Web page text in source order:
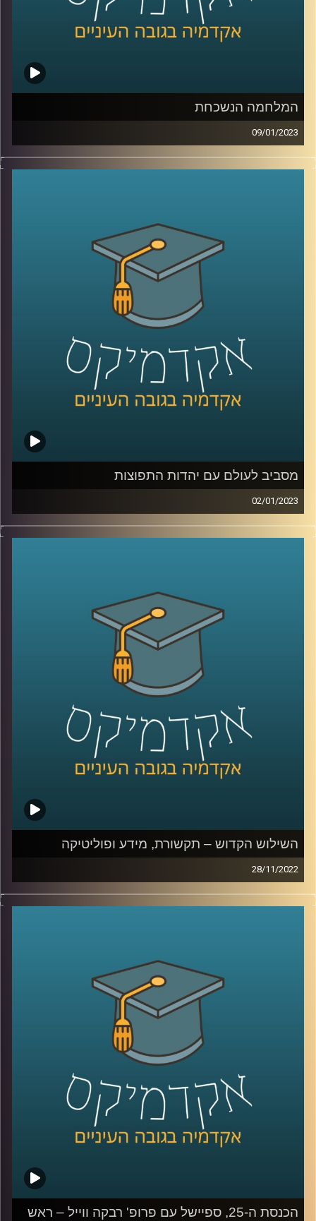
המלחמה הנשכחת
09/01/2023
בסוף המאה ה20 ותחילתה של המאה ה21 ניהל המערב מלחמה
כנגד אויב חדש, ארגוני הטרור האסלאמיסטים. שיאה של
AudioVersity
מסביב לעולם עם יהדות התפוצות
02/01/2023
הקשר בין מדינת ישראל ליהדות התפוצות הוא קשר חזק וארוך
שנים. מר יהונתן דייויס, ראש בית הספר הבינלאומי
AudioVersity
השילוש הקדוש – תקשורת, מידע ופוליטיקה
28/11/2022
פוליטיקה, תקשורת ומידע תמיד הלכו יחדיו. בשנים האחרונות
האלה נוספו לשילוש הזה נדבכים נוספים, כמו הרשת החברתית
AudioVersity
הכנסת ה-25, ספיישל עם פרופ' רבקה ווייל – ראש